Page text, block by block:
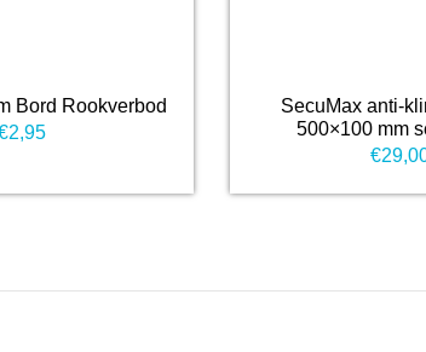
Bord Rookverbod
2,95
SecuMax anti-
500×100 mm
€